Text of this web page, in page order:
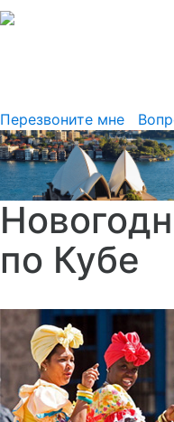
Перезвоните мне
по Кубе